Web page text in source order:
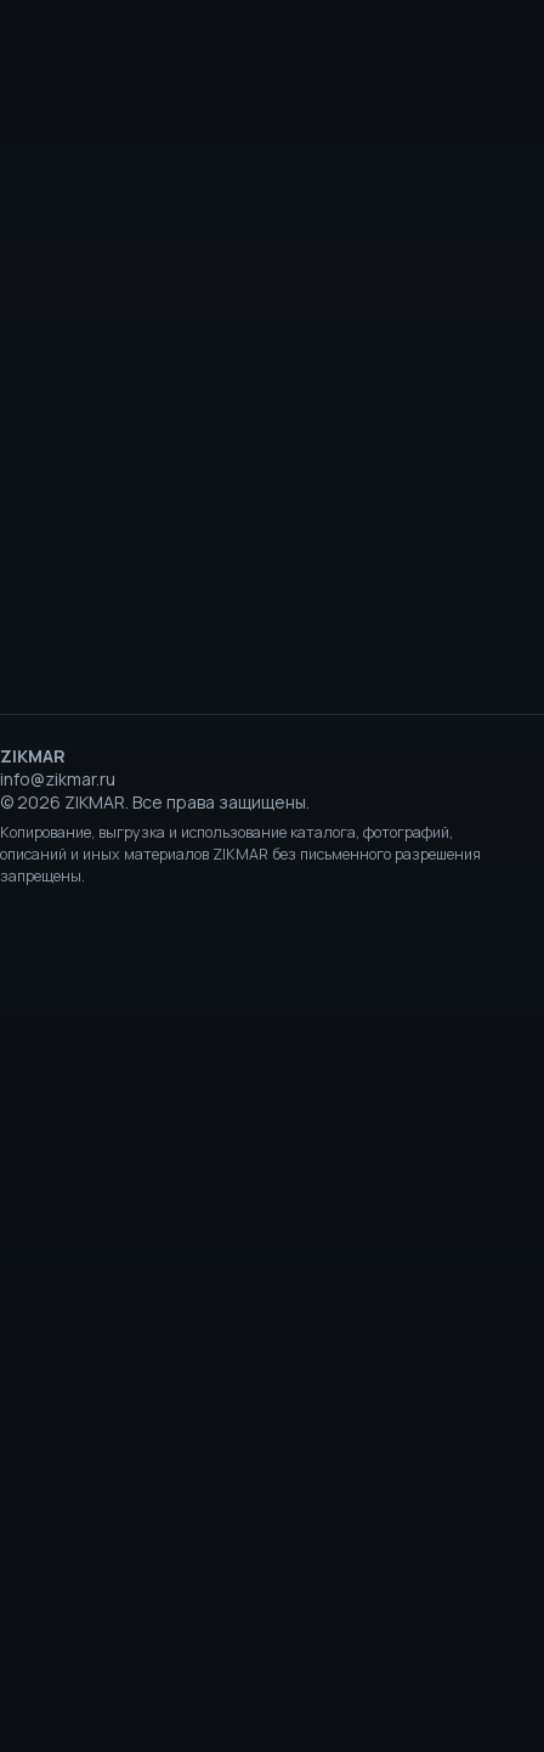
ZIKMAR
info@zikmar.ru
© 2026 ZIKMAR. Все права защищены.
Копирование, выгрузка и использование каталога, фотографий,
описаний и иных материалов ZIKMAR без письменного разрешения
запрещены.